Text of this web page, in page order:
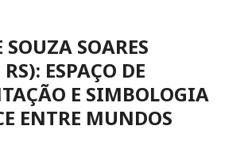
SOUZA SOARES
ESPAÇO DE
E SIMBOLOGIA
ENTRE MUNDOS